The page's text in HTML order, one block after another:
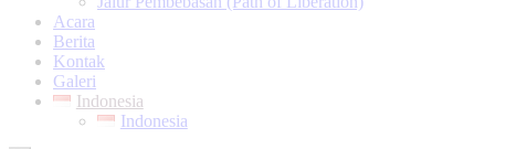
Acara
Berita
Kontak
Galeri
Indonesia
Indonesia